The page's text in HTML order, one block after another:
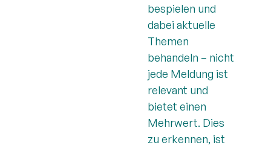
bespielen und
dabei aktuelle
Themen
behandeln – nicht
jede Meldung ist
relevant und
bietet einen
Mehrwert. Dies
zu erkennen, ist